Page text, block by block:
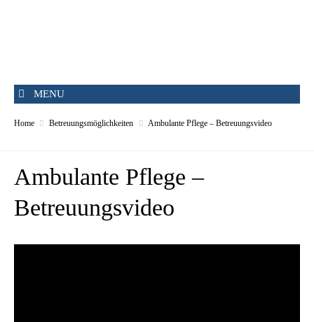
MENU
Home Betreuungsmöglichkeiten Ambulante Pflege – Betreuungsvideo
Ambulante Pflege –
Betreuungsvideo